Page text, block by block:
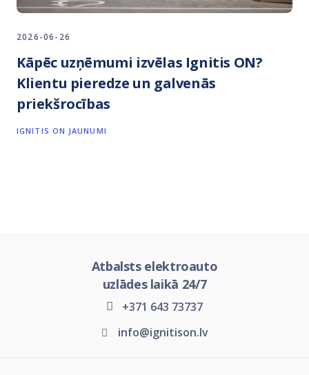
2026-06-26
Kāpēc uzņēmumi izvēlas Ignitis ON?
Klientu pieredze un galvenās
priekšrocības
IGNITIS ON JAUNUMI
Atbalsts elektroauto
uzlādes laikā 24/7
+371 643 73737
info@ignitison.lv